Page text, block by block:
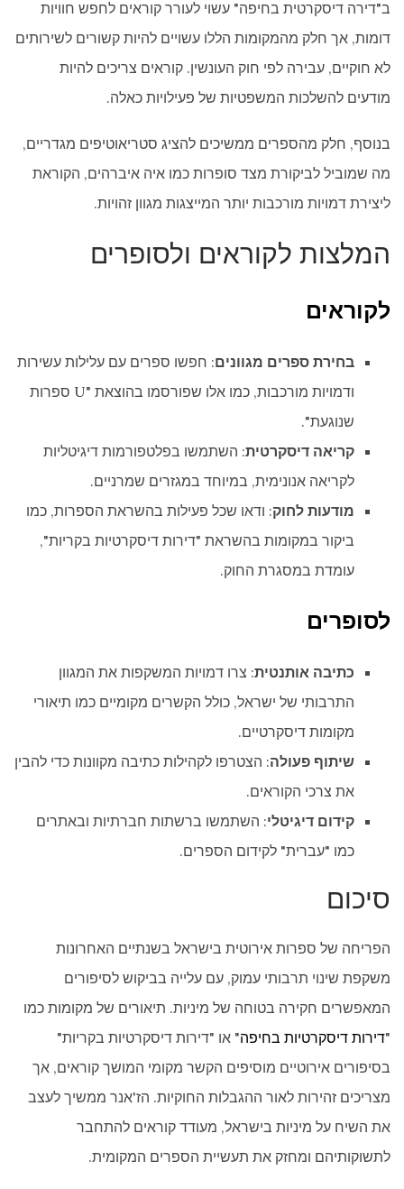
ב"דירה דיסקרטית בחיפה" עשוי לעורר קוראים לחפש חוויות
דומות, אך חלק מהמקומות הללו עשויים להיות קשורים לשירותים
לא חוקיים, עבירה לפי חוק העונשין. קוראים צריכים להיות
מודעים להשלכות המשפטיות של פעילויות כאלה.
בנוסף, חלק מהספרים ממשיכים להציג סטריאוטיפים מגדריים,
מה שמוביל לביקורת מצד סופרות כמו איה איברהים, הקוראת
ליצירת דמויות מורכבות יותר המייצגות מגוון זהויות.
המלצות לקוראים ולסופרים
לקוראים
בחירת ספרים מגוונים: חפשו ספרים עם עלילות עשירות
ודמויות מורכבות, כמו אלו שפורסמו בהוצאת "U ספרות
שנוגעת".
קריאה דיסקרטית: השתמשו בפלטפורמות דיגיטליות
לקריאה אנונימית, במיוחד במגזרים שמרניים.
מודעות לחוק: ודאו שכל פעילות בהשראת הספרות, כמו
ביקור במקומות בהשראת "דירות דיסקרטיות בקריות",
עומדת במסגרת החוק.
לסופרים
כתיבה אותנטית: צרו דמויות המשקפות את המגוון
התרבותי של ישראל, כולל הקשרים מקומיים כמו תיאורי
מקומות דיסקרטיים.
שיתוף פעולה: הצטרפו לקהילות כתיבה מקוונות כדי להבין
את צרכי הקוראים.
קידום דיגיטלי: השתמשו ברשתות חברתיות ובאתרים
כמו "עברית" לקידום הספרים.
סיכום
הפריחה של ספרות אירוטית בישראל בשנתיים האחרונות
משקפת שינוי תרבותי עמוק, עם עלייה בביקוש לסיפורים
המאפשרים חקירה בטוחה של מיניות. תיאורים של מקומות כמו
"דירות דיסקרטיות בחיפה" או "דירות דיסקרטיות בקריות"
בסיפורים אירוטיים מוסיפים הקשר מקומי המושך קוראים, אך
מצריכים זהירות לאור ההגבלות החוקיות. הז'אנר ממשיך לעצב
את השיח על מיניות בישראל, מעודד קוראים להתחבר
לתשוקותיהם ומחזק את תעשיית הספרים המקומית.